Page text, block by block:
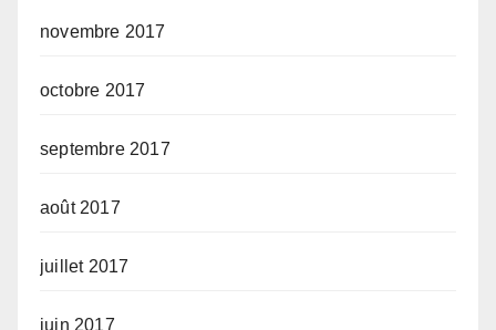
novembre 2017
octobre 2017
septembre 2017
août 2017
juillet 2017
juin 2017